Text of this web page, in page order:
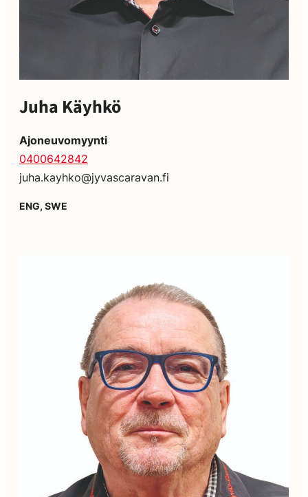
Juha Käyhkö
Ajoneuvomyynti
0400642842
juha.kayhko@jyvascaravan.fi
ENG, SWE